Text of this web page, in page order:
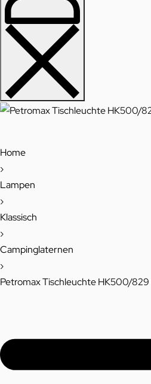
Home
›
Lampen
›
Klassisch
›
Campinglaternen
›
Petromax Tischleuchte HK500/
o
d